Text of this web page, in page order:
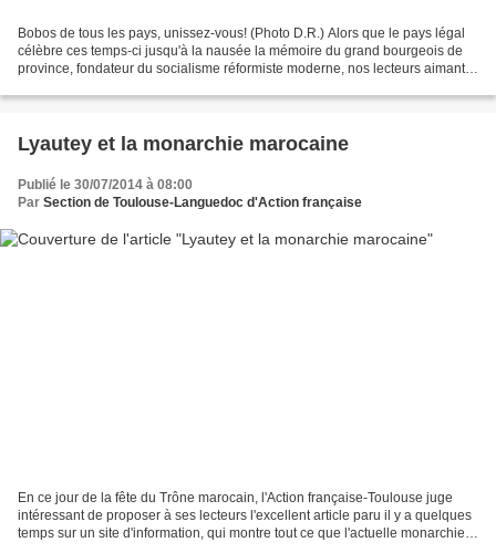
Bobos de tous les pays, unissez-vous! (Photo D.R.) Alors que le pays légal
célèbre ces temps-ci jusqu'à la nausée la mémoire du grand bourgeois de
province, fondateur du socialisme réformiste moderne, nos lecteurs aimant
Lyautey et la monarchie marocaine
Publié le 30/07/2014 à 08:00
Par Section de Toulouse-Languedoc d'Action française
En ce jour de la fête du Trône marocain, l'Action française-Toulouse juge
intéressant de proposer à ses lecteurs l'excellent article paru il y a quelques
temps sur un site d'information, qui montre tout ce que l'actuelle monarchie